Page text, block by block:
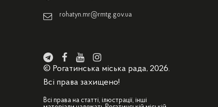
rohatyn.mr@rmtg.gov.ua
© Рогатинська міська рада, 2026.
Всі права захищено!
Всі права на статті, ілюстрації, інші